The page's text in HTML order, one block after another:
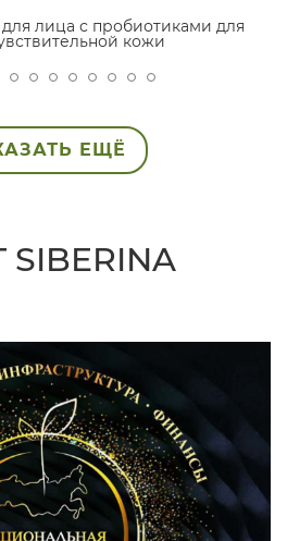
лица с пробиотиками для
кожи
ЕЩЁ